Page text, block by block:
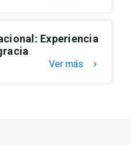
Experiencia
Ver más keyboard_arrow_right